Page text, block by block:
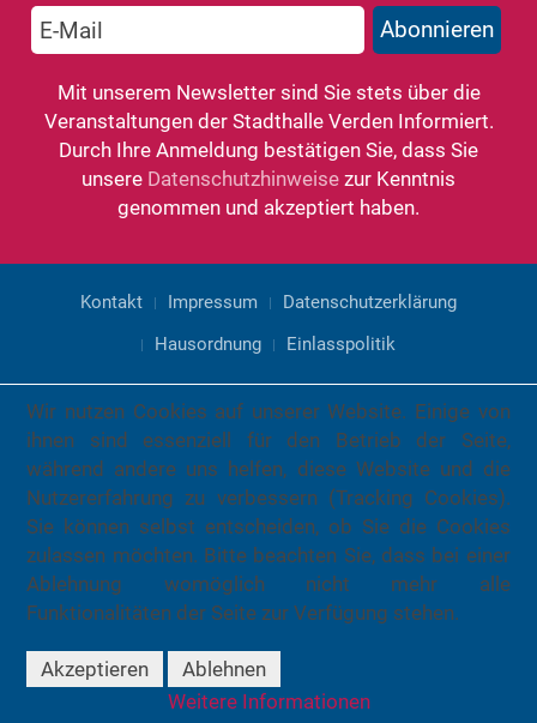
Mit unserem Newsletter sind Sie stets über die
Veranstaltungen der Stadthalle Verden Informiert.
Durch Ihre Anmeldung bestätigen Sie, dass Sie
unsere Datenschutzhinweise zur Kenntnis
genommen und akzeptiert haben.
Kontakt Impressum
Datenschutzerklärung
Hausordnung
Einlasspolitik
Wir nutzen Cookies auf unserer Website. Einige von
ihnen sind essenziell für den Betrieb der Seite,
während andere uns helfen, diese Website und die
Nutzererfahrung zu verbessern (Tracking Cookies).
Sie können selbst entscheiden, ob Sie die Cookies
zulassen möchten. Bitte beachten Sie, dass bei einer
Ablehnung womöglich nicht mehr alle
Funktionalitäten der Seite zur Verfügung stehen.
Akzeptieren
Ablehnen
Weitere Informationen